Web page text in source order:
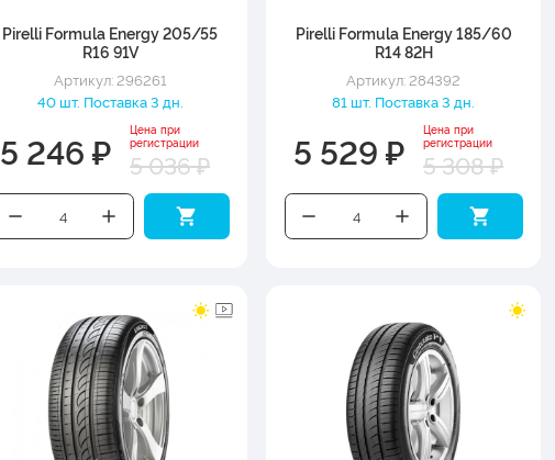
Pirelli Formula Energy 205/55
R16 91V
Артикул: 296261
40 шт. Поставка 3 дн.
5 246 ₽
Цена при
регистрации
5 036 ₽
Pirelli Formula Energy 185/60
R14 82H
Артикул: 284392
81 шт. Поставка 3 дн.
5 529 ₽
Цена при
регистрации
5 308 ₽